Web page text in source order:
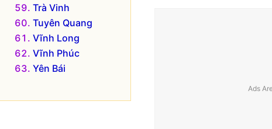
Trà Vinh
Tuyên Quang
Vĩnh Long
Vĩnh Phúc
Yên Bái